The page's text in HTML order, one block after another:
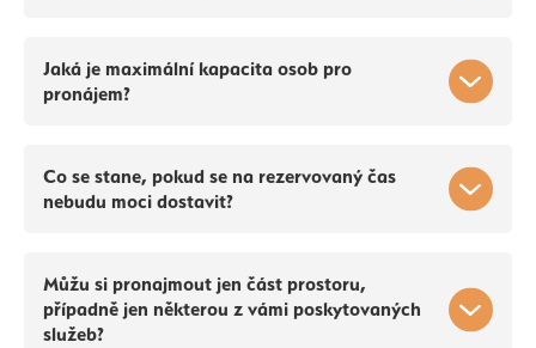
Jaká je maximální kapacita osob pro
pronájem?
Co se stane, pokud se na rezervovaný čas
nebudu moci dostavit?
Můžu si pronajmout jen část prostoru,
případně jen některou z vámi poskytovaných
služeb?